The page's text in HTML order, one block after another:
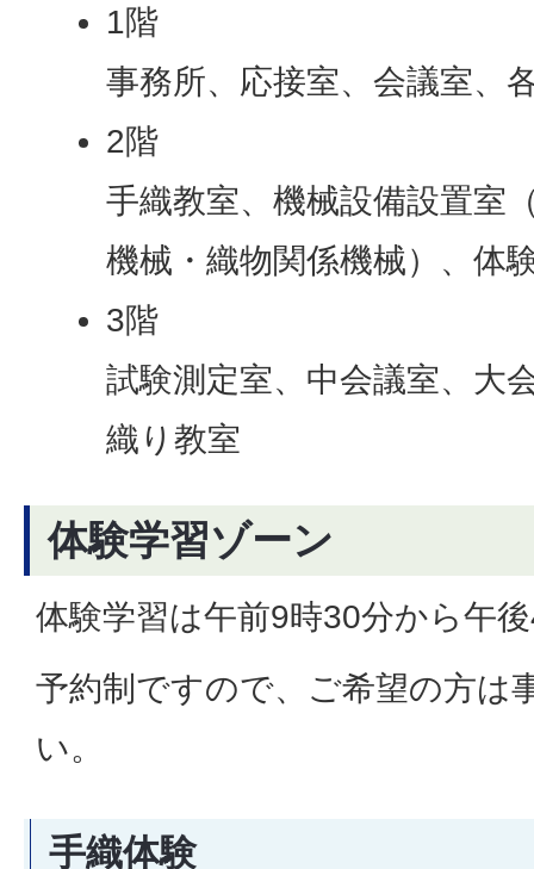
1階
事務所、応接室、会議室、
2階
手織教室、機械設備設置室
機械・織物関係機械）、体
3階
試験測定室、中会議室、大
織り教室
体験学習ゾーン
体験学習は午前9時30分から午
予約制ですので、ご希望の方は
い。
手織体験